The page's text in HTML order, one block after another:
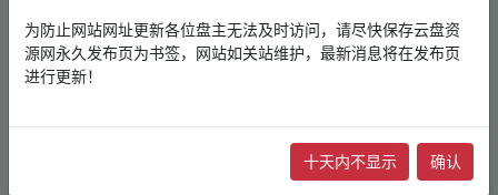
在侵权后，立即删除相关介绍帖子！
为防止网站网址更新各位盘主无法及时访问，请尽快保存云盘资
源网永久发布页为书签，网站如关站维护，最新消息将在发布页
进行更新！
十天内不显示 确认